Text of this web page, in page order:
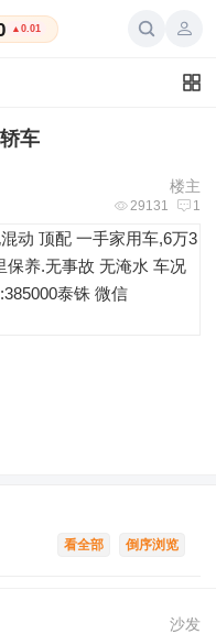
▲0.01
车
楼主
29131 1
动 顶配 一手家用车,6万3
保养.无事故 无淹水 车况
泰铢 微信
倒序浏览
看全部
沙发